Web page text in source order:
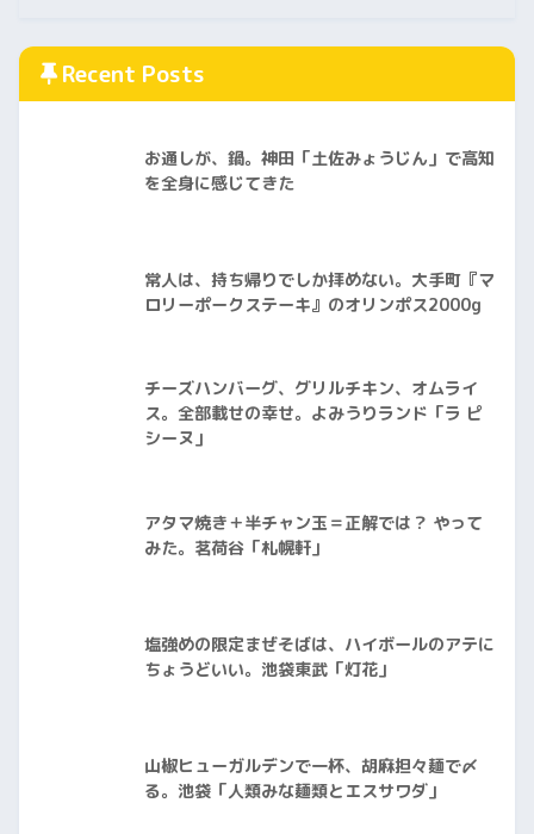
Recent Posts
お通しが、鍋。神田「土佐みょうじん」で高知
を全身に感じてきた
常人は、持ち帰りでしか拝めない。大手町『マ
ロリーポークステーキ』のオリンポス2000g
チーズハンバーグ、グリルチキン、オムライ
ス。全部載せの幸せ。よみうりランド「ラ ピ
シーヌ」
アタマ焼き＋半チャン玉＝正解では？ やって
みた。茗荷谷「札幌軒」
塩強めの限定まぜそばは、ハイボールのアテに
ちょうどいい。池袋東武「灯花」
山椒ヒューガルデンで一杯、胡麻担々麺で〆
る。池袋「人類みな麺類とエスサワダ」